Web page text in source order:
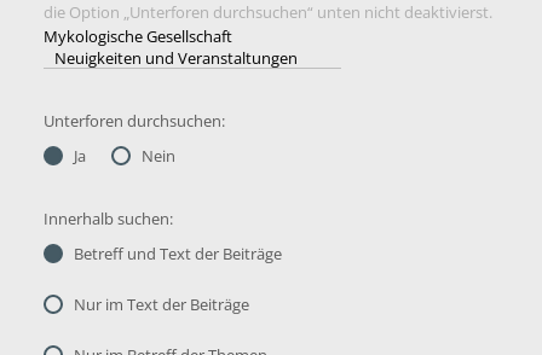
die Option „Unterforen durchsuchen“ unten nicht deaktivierst.
Unterforen durchsuchen:
Ja
Nein
Innerhalb suchen:
Betreff und Text der Beiträge
Nur im Text der Beiträge